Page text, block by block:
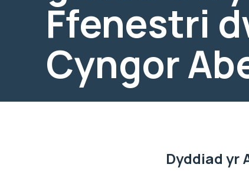
Ffenestri
Cyngor
Dyddiad yr